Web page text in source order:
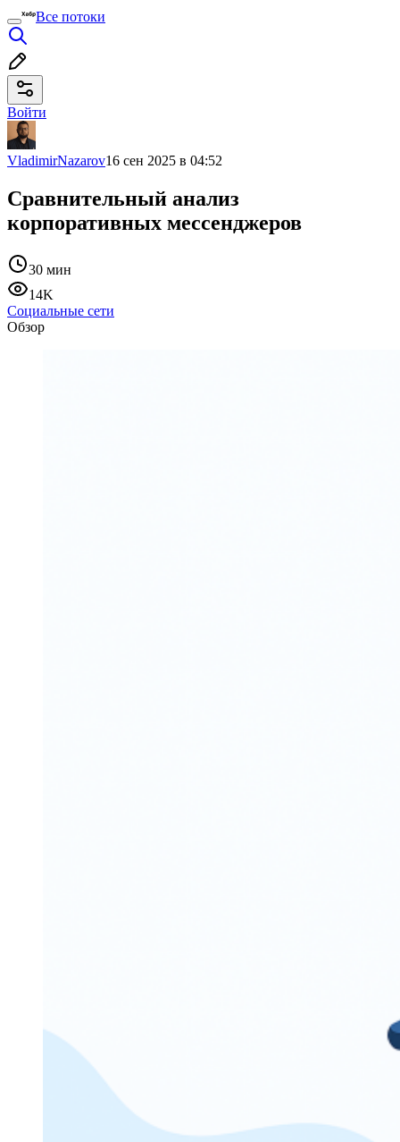
Все потоки
Войти
VladimirNazarov16 сен 2025 в 04:52
Сравнительный анализ
корпоративных мессенджеров
30 мин
14K
Социальные сети
Обзор